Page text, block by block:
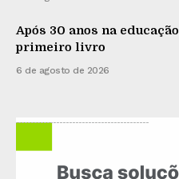
Após 30 anos na
primeiro livro
6 de agosto de 2026